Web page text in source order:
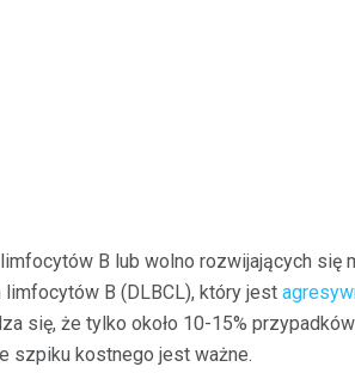
B lub wolno rozwijających się
B (DLBCL), który jest
się, że tylko około 10-15%
szpiku kostnego jest ważne.